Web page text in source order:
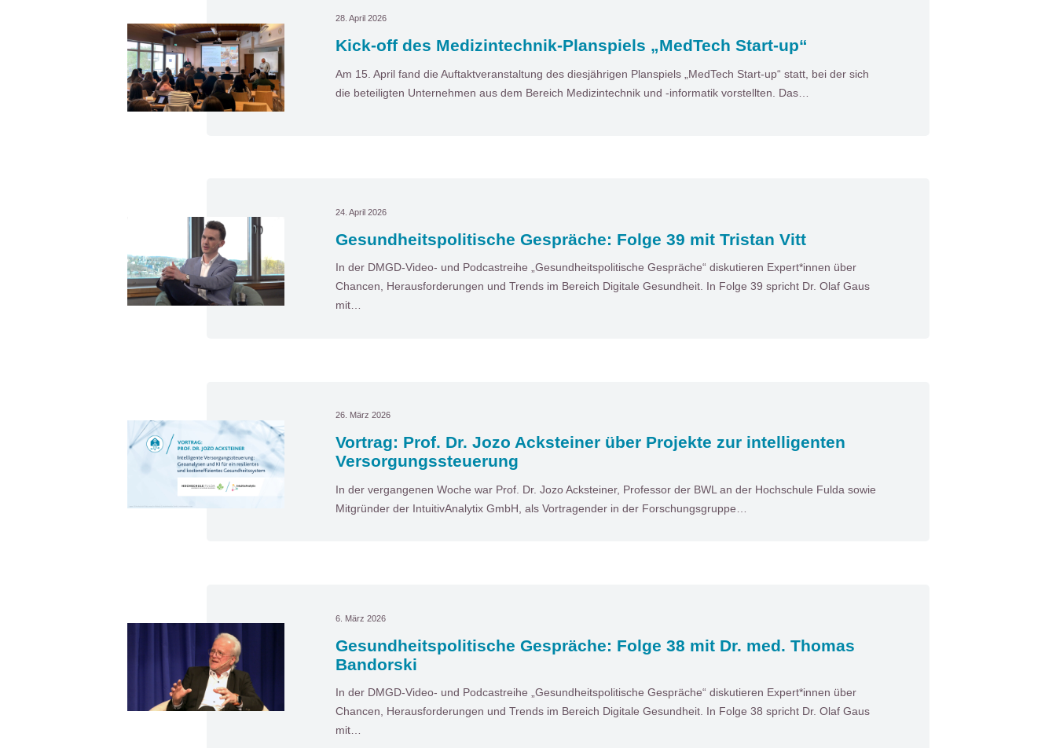
28. April 2026
Kick-off des Medizintechnik-Planspiels „MedTech Start-up“
Am 15. April fand die Auftaktveranstaltung des diesjährigen Planspiels „MedTech Start-up“ statt, bei der sich
die beteiligten Unternehmen aus dem Bereich Medizintechnik und ‑informatik vorstellten. Das…
24. April 2026
Gesundheitspolitische Gespräche: Folge 39 mit Tristan Vitt
In der DMGD-Video- und Podcastreihe „Gesundheitspolitische Gespräche“ diskutieren Expert*innen über
Chancen, Herausforderungen und Trends im Bereich Digitale Gesundheit. In Folge 39 spricht Dr. Olaf Gaus
mit…
26. März 2026
Vortrag: Prof. Dr. Jozo Acksteiner über Projekte zur intelligenten
Versorgungssteuerung
In der vergangenen Woche war Prof. Dr. Jozo Acksteiner, Professor der BWL an der Hochschule Fulda sowie
Mitgründer der IntuitivAnalytix GmbH, als Vortragender in der Forschungsgruppe…
6. März 2026
Gesundheitspolitische Gespräche: Folge 38 mit Dr. med. Thomas
Bandorski
In der DMGD-Video- und Podcastreihe „Gesundheitspolitische Gespräche“ diskutieren Expert*innen über
Chancen, Herausforderungen und Trends im Bereich Digitale Gesundheit. In Folge 38 spricht Dr. Olaf Gaus
mit…